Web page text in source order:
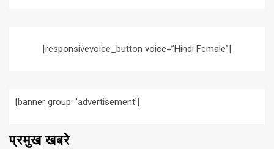
[responsivevoice_button voice=”Hindi Female”]
[banner group=’advertisement’]
प्रमुख खबरे